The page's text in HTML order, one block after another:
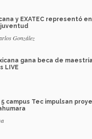
y EXATEC representó en
juventud
González
gana beca de maestría
LIVE
campus Tec impulsan